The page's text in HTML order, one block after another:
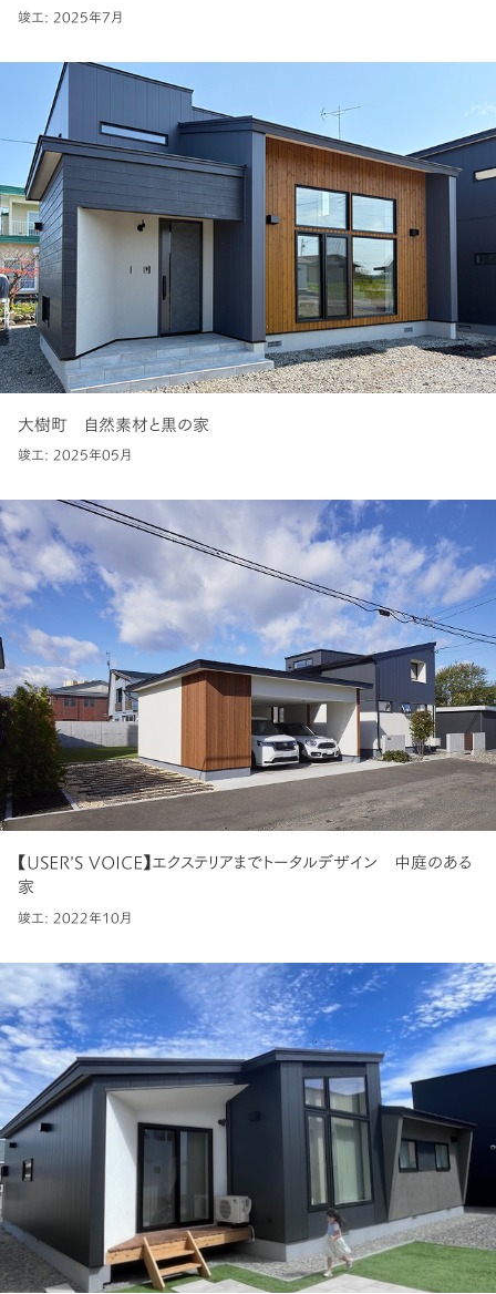
竣工: 2025年7月
大樹町 自然素材と黒の家
竣工: 2025年05月
【USER’S VOICE】エクステリアまでトータルデザイン 中庭のある
家
竣工: 2022年10月